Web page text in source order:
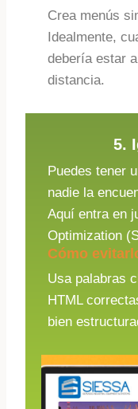
Crea menús
Idealmente,
debería estar
distancia.
5.
Puedes tener
nadie la
Aquí entra en
Optimization
Cómo
Usa palabras
HTML
bien